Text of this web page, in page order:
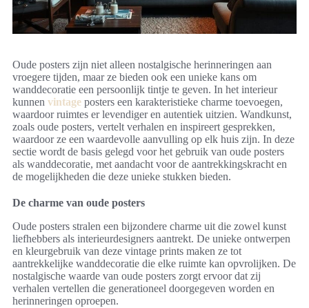
Oude posters zijn niet alleen nostalgische herinneringen aan
vroegere tijden, maar ze bieden ook een unieke kans om
wanddecoratie een persoonlijk tintje te geven. In het interieur
kunnen vintage posters een karakteristieke charme toevoegen,
waardoor ruimtes er levendiger en autentiek uitzien. Wandkunst,
zoals oude posters, vertelt verhalen en inspireert gesprekken,
waardoor ze een waardevolle aanvulling op elk huis zijn. In deze
sectie wordt de basis gelegd voor het gebruik van oude posters
als wanddecoratie, met aandacht voor de aantrekkingskracht en
de mogelijkheden die deze unieke stukken bieden.
De charme van oude posters
Oude posters stralen een bijzondere charme uit die zowel kunst
liefhebbers als interieurdesigners aantrekt. De unieke ontwerpen
en kleurgebruik van deze vintage prints maken ze tot
aantrekkelijke wanddecoratie die elke ruimte kan opvrolijken. De
nostalgische waarde van oude posters zorgt ervoor dat zij
verhalen vertellen die generationeel doorgegeven worden en
herinneringen oproepen.